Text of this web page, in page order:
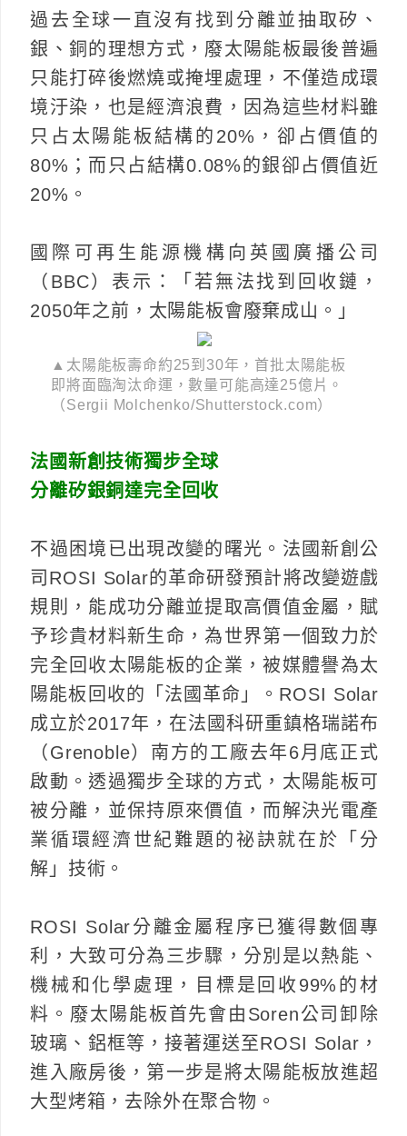
過去全球一直沒有找到分離並抽取矽、
銀、銅的理想方式，廢太陽能板最後普遍
只能打碎後燃燒或掩埋處理，不僅造成環
境汙染，也是經濟浪費，因為這些材料雖
只占太陽能板結構的20%，卻占價值的
80%；而只占結構0.08%的銀卻占價值近
20%。
國際可再生能源機構向英國廣播公司
（BBC）表示：「若無法找到回收鏈，
2050年之前，太陽能板會廢棄成山。」
▲太陽能板壽命約25到30年，首批太陽能板
即將面臨淘汰命運，數量可能高達25億片。
（Sergii Molchenko/Shutterstock.com）
法國新創技術獨步全球
分離矽銀銅達完全回收
不過困境已出現改變的曙光。法國新創公
司ROSI Solar的革命研發預計將改變遊戲
規則，能成功分離並提取高價值金屬，賦
予珍貴材料新生命，為世界第一個致力於
完全回收太陽能板的企業，被媒體譽為太
陽能板回收的「法國革命」。ROSI Solar
成立於2017年，在法國科研重鎮格瑞諾布
（Grenoble）南方的工廠去年6月底正式
啟動。透過獨步全球的方式，太陽能板可
被分離，並保持原來價值，而解決光電產
業循環經濟世紀難題的祕訣就在於「分
解」技術。
ROSI Solar分離金屬程序已獲得數個專
利，大致可分為三步驟，分別是以熱能、
機械和化學處理，目標是回收99%的材
料。廢太陽能板首先會由Soren公司卸除
玻璃、鋁框等，接著運送至ROSI Solar，
進入廠房後，第一步是將太陽能板放進超
大型烤箱，去除外在聚合物。